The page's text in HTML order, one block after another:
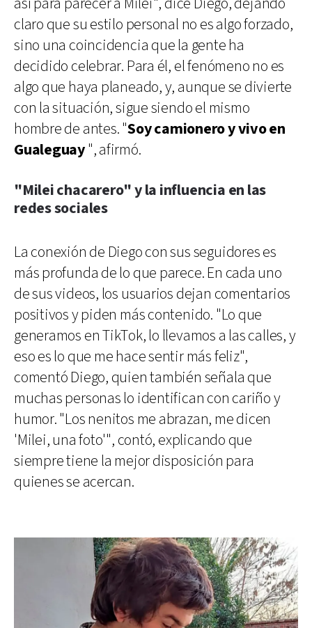
claro que su estilo personal no es algo forzado,
sino una coincidencia que la gente ha
decidido celebrar. Para él, el fenómeno no es
algo que haya planeado, y, aunque se divierte
con la situación, sigue siendo el mismo
hombre de antes. "Soy camionero y vivo en
Gualeguay", afirmó.
"Milei chacarero" y la influencia en las
redes sociales
La conexión de Diego con sus seguidores es
más profunda de lo que parece. En cada uno
de sus videos, los usuarios dejan comentarios
positivos y piden más contenido. "Lo que
generamos en TikTok, lo llevamos a las calles, y
eso es lo que me hace sentir más feliz",
comentó Diego, quien también señala que
muchas personas lo identifican con cariño y
humor. "Los nenitos me abrazan, me dicen
'Milei, una foto'", contó, explicando que
siempre tiene la mejor disposición para
quienes se acercan.